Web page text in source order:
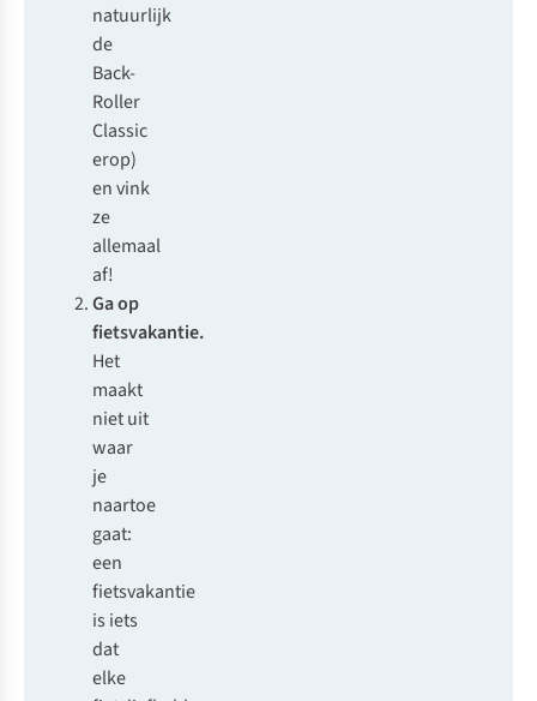
natuurlijk
de
Back-
Roller
Classic
erop)
en vink
ze
allemaal
af!
Ga op
fietsvakantie.
Het
maakt
niet uit
waar
je
naartoe
gaat:
een
fietsvakantie
is iets
dat
elke